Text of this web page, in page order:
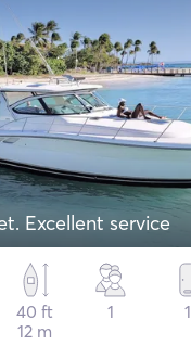
Excellent service
40 ft
12 m
1 1